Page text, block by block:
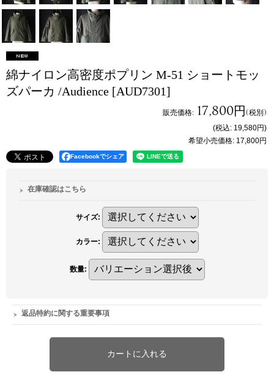
綿ナイロン高密度ポプリン M-51 ショートモッ
ズパーカ /Audience [AUD7301]
販売価格: 17,800円(税別)
(税込: 19,580円)
希望小売価格: 17,800円
Facebookでシェア
在庫確認はこちら
サイズ:
カラー:
数量:
返品特約に関する重要事項